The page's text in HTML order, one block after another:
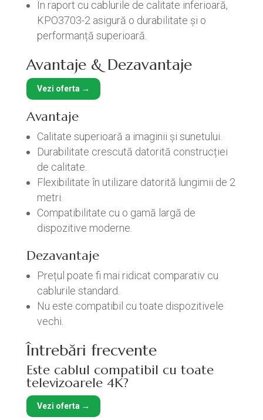
În raport cu cablurile de calitate inferioară,
KPO3703-2 asigură o durabilitate și o
performanță superioară.
Avantaje & Dezavantaje
Vezi oferta →
Avantaje
Calitate superioară a imaginii și sunetului.
Durabilitate crescută datorită construcției
de calitate.
Flexibilitate în utilizare datorită lungimii de 2
metri.
Compatibilitate cu o gamă largă de
dispozitive moderne.
Dezavantaje
Prețul poate fi mai ridicat comparativ cu
cablurile standard.
Nu este compatibil cu toate dispozitivele
vechi.
Întrebări frecvente
Este cablul compatibil cu toate
televizoarele 4K?
Vezi oferta →